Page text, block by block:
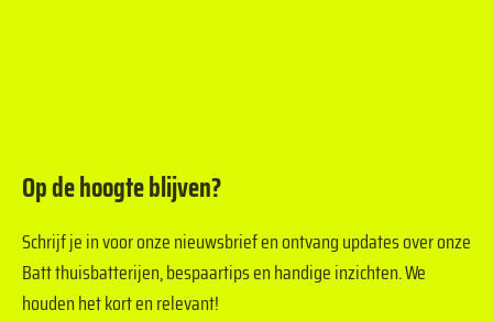
Op de hoogte blijven?
Schrijf je in voor onze nieuwsbrief en ontvang updates over onze
Batt thuisbatterijen, bespaartips en handige inzichten. We
houden het kort en relevant!